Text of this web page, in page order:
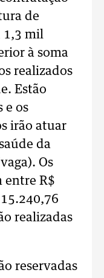
de
1,3 mil
à soma
realizados
Estão
e os
irão atuar
da
Os
entre R$
realizadas
reservadas